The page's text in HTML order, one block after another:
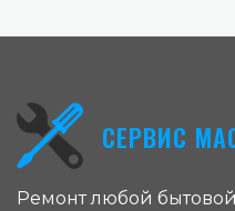
СЕРВИС
Ремонт любой